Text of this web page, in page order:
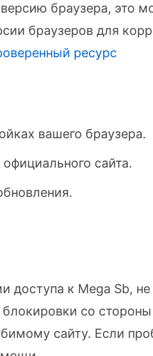
браузера, это
браузеров для
ресурс
вашего браузера.
сайта.
к Mega Sb,
со
сайту. Если